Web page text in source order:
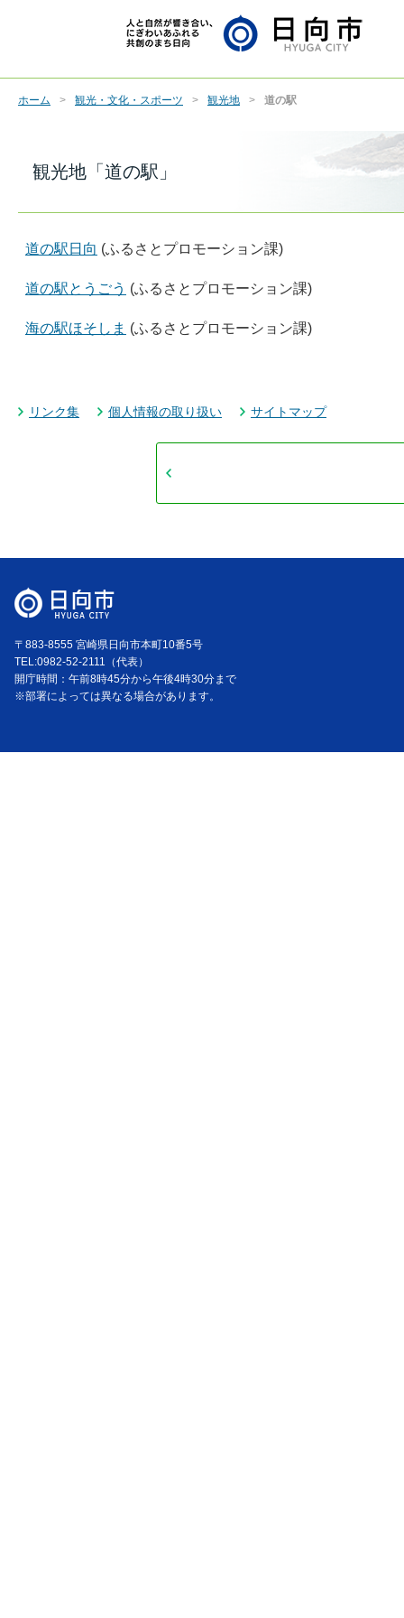
ホーム 観光・文化・スポーツ 観光地 道の駅
観光地「道の駅」
道の駅日向 (ふるさとプロモーション課)
道の駅とうごう (ふるさとプロモーション課)
海の駅ほそしま (ふるさとプロモーション課)
リンク集 個人情報の取り扱い サイトマップ
〒883-8555 宮崎県日向市本町10番5号
TEL:0982-52-2111（代表）
開庁時間：午前8時45分から午後4時30分まで
※部署によっては異なる場合があります。